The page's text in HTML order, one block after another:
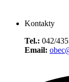
Kontakty
Tel.: 042/
Email: